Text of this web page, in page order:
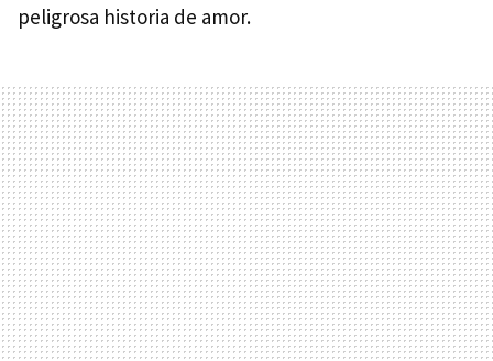
peligrosa historia de amor.